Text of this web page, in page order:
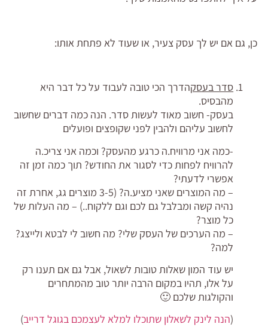
כן, גם אם יש לך עסק צעיר, או שעוד לא פתחת אותו:
סדר בעסקהדרך הכי טובה לעבוד על כל דבר היא
מהבסיס.
בעסק- חשוב מאוד לעשות סדר. הנה כמה דברים שחשוב
לחשוב עליהם ולהבין לפני שקופצים ופועלים
-כמה אני מרוויח.ה כרגע מהעסק? וכמה אני צריכ.ה
להרוויח לפחות כדי לסגור את החודש? תוך כמה זמן זה
אפשרי לדעתי?
– מה המוצרים שאני מציע.ה? (3-5 מוצרים גג, אחרת זה
נהיה קשה ומבלבל גם לכם וגם ללקוח..) – מה העלות של
כל מוצר?
– מה הערכים של העסק שלי? מה חשוב לי לבטא ולייצג?
למה?
יש עוד המון שאלות טובות לשאול, אבל גם אם תענו רק
על אלו, תהיו במקום הרבה יותר טוב מהמתחרים
והקולגות שלכם 🙂
(הנה לינק לשאלון שתוכלו למלא לעצמכם בגוגל דרייב)